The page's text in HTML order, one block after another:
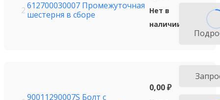
2612700030007 Промежуточная
шестерня в сборе
Нет в
наличии
90011290007S Болт с
0,00₽